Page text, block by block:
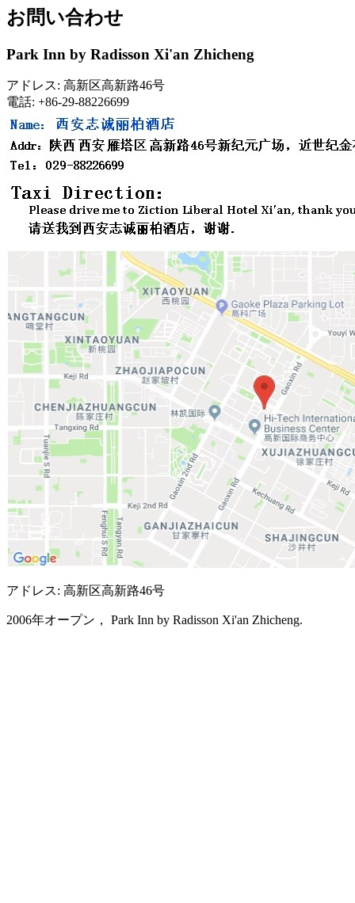
お問い合わせ
Park Inn by Radisson Xi'an Zhicheng
アドレス: 高新区高新路46号
電話: +86-29-88226699
アドレス: 高新区高新路46号
2006年オープン， Park Inn by Radisson Xi'an Zhicheng.